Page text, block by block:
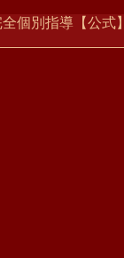
個別指導【公式】